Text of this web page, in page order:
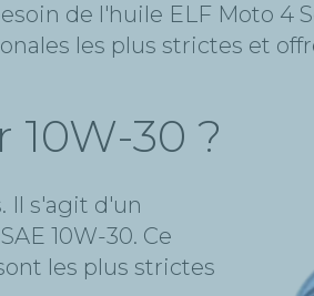
de l'huile ELF Moto 4
les plus strictes et
30 ?
Il s'agit d'un
10W-30. Ce
les plus strictes